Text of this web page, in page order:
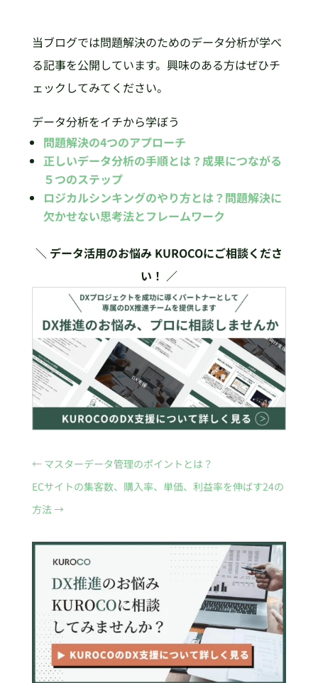
当ブログでは問題解決のためのデータ分析が学べ
る記事を公開しています。興味のある方はぜひチ
ェックしてみてください。
データ分析をイチから学ぼう
問題解決の4つのアプローチ
正しいデータ分析の手順とは？成果につながる
５つのステップ
ロジカルシンキングのやり方とは？問題解決に
欠かせない思考法とフレームワーク
＼ データ活用のお悩み KUROCOにご相談くださ
い！ ／
← マスターデータ管理のポイントとは？
ECサイトの集客数、購入率、単価、利益率を伸ばす24の
方法→